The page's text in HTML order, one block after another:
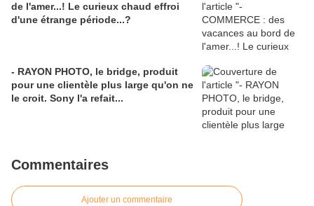
de l'amer...! Le curieux chaud effroi
d'une étrange période...?
- RAYON PHOTO, le bridge, produit
pour une clientèle plus large qu'on ne
le croit. Sony l'a refait...
Commentaires
Ajouter un commentaire